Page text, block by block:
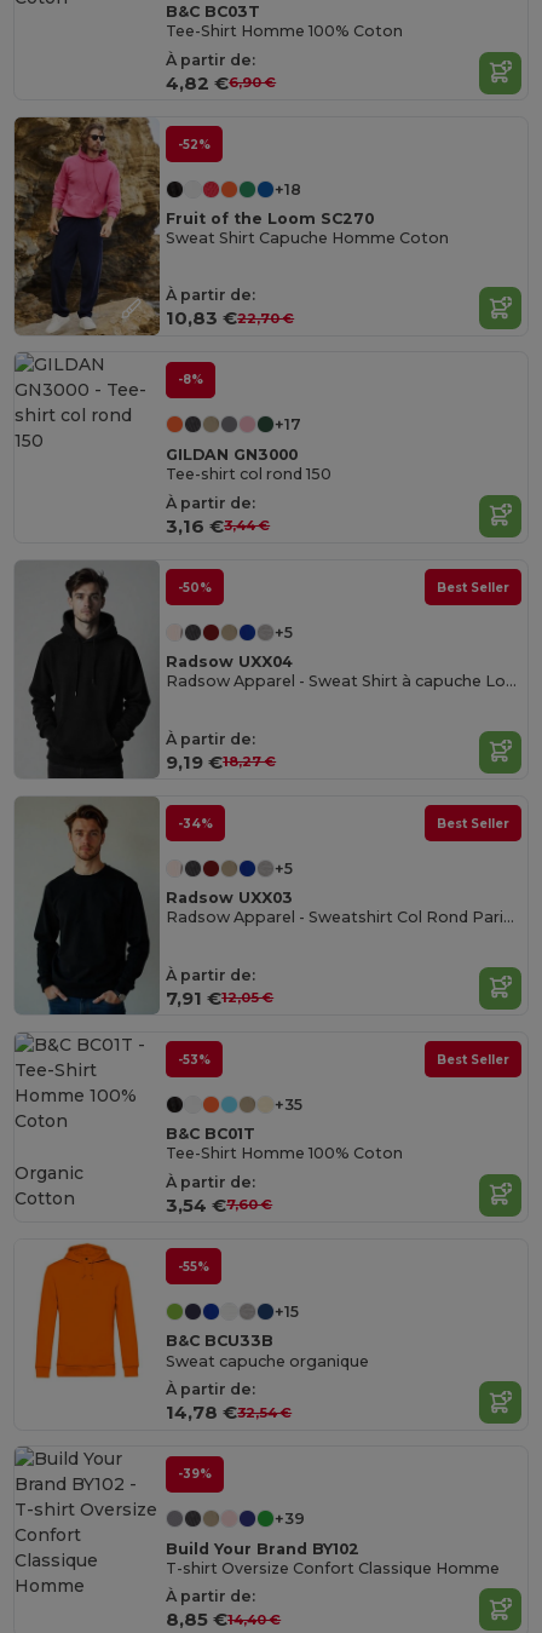
B&C BC03T
Tee-Shirt Homme 100% Coton
À partir de:
4,82 €6,90 €
-52%
+18
Fruit of the Loom SC270
Sweat Shirt Capuche Homme Coton
À partir de:
10,83 €22,70 €
-8%
+17
GILDAN GN3000
Tee-shirt col rond 150
À partir de:
3,16 €3,44 €
-50% Best Seller
+5
Radsow UXX04
Radsow Apparel - Sweat Shirt à capuche London pour hommes
À partir de:
9,19 €18,27 €
-34% Best Seller
+5
Radsow UXX03
Radsow Apparel - Sweatshirt Col Rond Paris pour hommes
À partir de:
7,91 €12,05 €
-53% Best Seller
+35
B&C BC01T
Tee-Shirt Homme 100% Coton
À partir de:
3,54 €7,60 €
Organic
Cotton
-55%
+15
B&C BCU33B
Sweat capuche organique
À partir de:
14,78 €32,54 €
-39%
+39
Build Your Brand BY102
T-shirt Oversize Confort Classique Homme
À partir de:
8,85 €14,40 €